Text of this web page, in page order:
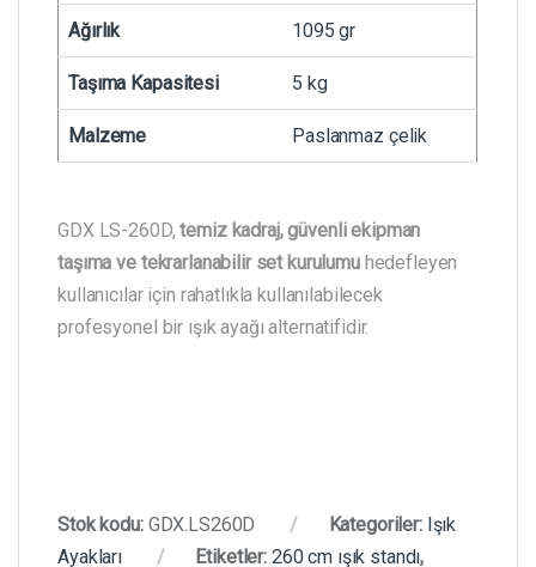
Ağırlık 1095 gr
Taşıma Kapasitesi 5 kg
Malzeme Paslanmaz çelik
GDX LS-260D,temiz kadraj, güvenli ekipman
taşıma ve tekrarlanabilir set kurulumuhedefleyen
kullanıcılar için rahatlıkla kullanılabilecek
profesyonel bir ışık ayağı alternatifidir.
Stok kodu: GDX.LS260D Kategoriler: Işık
Ayakları
Etiketler: 260 cm ışık standı,